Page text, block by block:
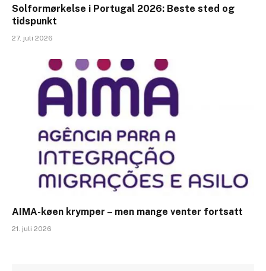
Solformørkelse i Portugal 2026: Beste sted og
tidspunkt
27. juli 2026
AIMA-køen krymper – men mange venter fortsatt
21. juli 2026